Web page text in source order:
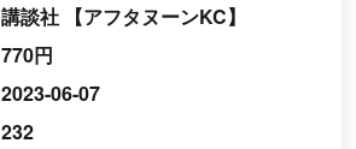
講談社 【アフタヌーンKC】
770円
2023-06-07
232